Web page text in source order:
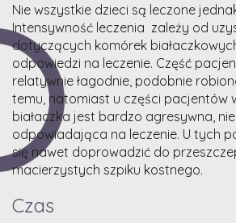
Nie wszystkie dzieci są leczone
Intensywność leczenia zależy od
dotyczących komórek
odpowiedzi na leczenie. Część
relatywnie łagodnie, podobnie
temu, natomiast u części pacjentów
białaczka jest bardzo agresywna,
odpowiadająca na leczenie. U tych
się nawet doprowadzić do
macierzystych szpiku kostnego.
Czas